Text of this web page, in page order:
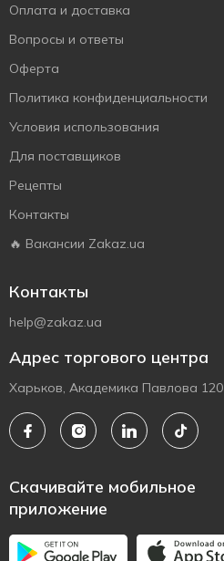
Оплата и доставка
Вопросы и ответы
Оферта
Политика конфиденциальности
Условия использования
Для поставщиков
Рецепты
Контакты
🔥 Вакансии Zakaz.ua
Контакты
help@zakaz.ua
Адрес торгового центра
Харьков, Академика Павлова 120
Скачивайте мобильное
приложение